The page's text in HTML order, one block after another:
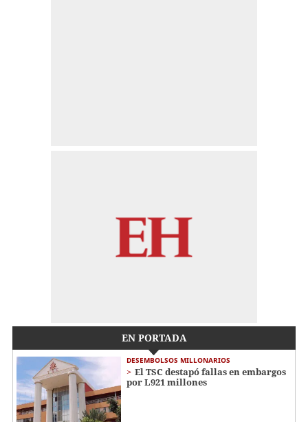
EN PORTADA
DESEMBOLSOS MILLONARIOS
El TSC destapó fallas en embargos
por L921 millones